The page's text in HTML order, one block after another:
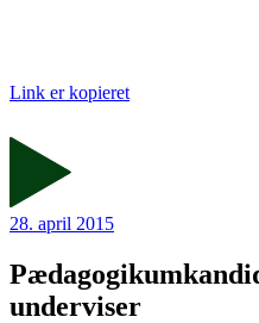
Link er kopieret
28. april 2015
underviser